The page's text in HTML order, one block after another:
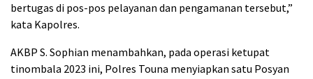
bertugas di pos-pos pelayanan dan pengamanan tersebut,”
kata Kapolres.
AKBP S. Sophian menambahkan, pada operasi ketupat
tinombala 2023 ini, Polres Touna menyiapkan satu Posyan